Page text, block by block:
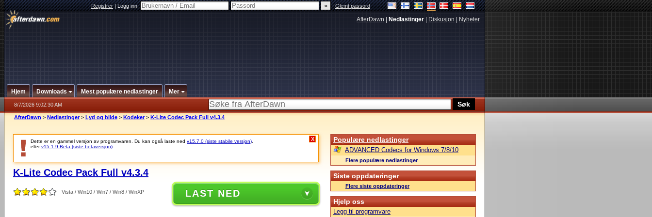
Registrer|Logg inn: |Glemt passord
AfterDawn Nedlastinger Diskusjon Nyheter
Hjem Downloads Mest populære nedlastinger Mer
8/7/2026 9:02:30 AM
AfterDawn > Nedlastinger > Lyd og bilde > Kodeker > K-Lite Codec Pack Full v4.3.4
Dette er en gammel versjon av programvaren. Du kan også laste ned v15.7.0 (siste stabile versjon)
ellerv15.1.9 Beta (siste betaversjon)
X
K-Lite Codec Pack Full v4.3.4
Vista / Win10 / Win7 / Win8 / WinXP LAST NED
Populære nedlastinger
ADVANCED Codecs for Windows 7/8/10
Flere populære nedlastinger
Siste oppdateringer
Flere siste oppdateringer
Hjelp oss
Legg til programvare